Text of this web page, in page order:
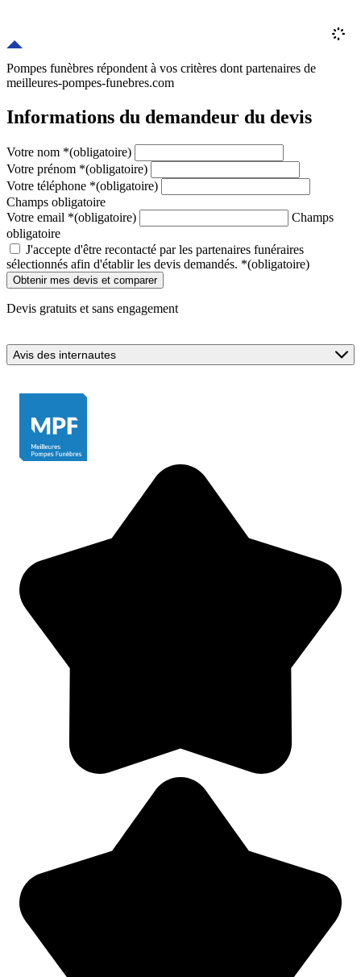
Pompes funèbres répondent à vos critères dont partenaires de
meilleures-pompes-funebres.com
Informations du demandeur du devis
Votre nom *(obligatoire)
Votre prénom *(obligatoire)
Votre téléphone *(obligatoire)
Champs obligatoire
Votre email *(obligatoire)
Champs
obligatoire
J'accepte d'être recontacté par les partenaires funéraires
sélectionnés afin d'établir les devis demandés. *(obligatoire)
Devis gratuits et sans engagement
Avis des internautes